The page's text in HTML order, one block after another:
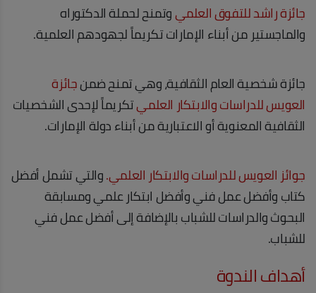
جائزة راشد للتفوق العلميوتمنح لحملة الدكتوراه
والماجستير من أبناء الإمارات تكريماً لجهودهم العلمية.
جائزة شخصية العام الثقافية، وهي تمنح ضمنجائزة
العويس للدراسات والابتكار العلميتكريماً لإحدى الشخصيات
الثقافية المعنوية أو الاعتبارية من أبناء دولة الإمارات.
جوائز العويس للدراسات والابتكار العلمي.والتي تشمل أفضل
كتاب وأفضل عمل فني وأفضل ابتكار علمي ومسابقة
البحوث والدراسات للشباب بالإضافة إلى أفضل عمل فني
للشباب.
أهداف الندوة